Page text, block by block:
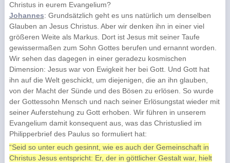
Christus in eurem Evangelium?
Johannes: Grundsätzlich geht es uns natürlich um denselben
Glauben an Jesus Christus. Aber wir denken ihn in einer viel
größeren Weite als Markus. Dort ist Jesus mit seiner Taufe
gewissermaßen zum Sohn Gottes berufen und ernannt worden.
Wir sehen das dagegen in einer geradezu kosmischen
Dimension: Jesus war von Ewigkeit her bei Gott. Und Gott hat
ihn auf die Welt geschickt, um diejenigen, die an ihn glauben,
von der Macht der Sünde und des Bösen zu erlösen. So wurde
der Gottessohn Mensch und nach seiner Erlösungstat wieder mit
seiner Auferstehung zu Gott erhoben. Wir führen in unserem
Evangelium damit konsequent aus, was das Christuslied im
Philipperbrief des Paulus so formuliert hat:
“Seid so unter euch gesinnt, wie es auch der Gemeinschaft in
Christus Jesus entspricht: Er, der in göttlicher Gestalt war, hielt